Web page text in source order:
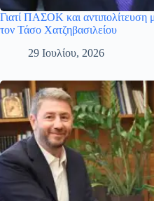
Γιατί ΠΑΣΟΚ και αντιπολίτευση
τον Τάσο Χατζηβασιλείου
29 Ιουλίου, 2026